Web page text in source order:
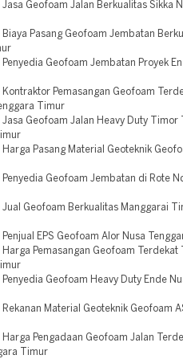
Geofoam Jalan Berkualitas Sikka
Pasang Geofoam Jembatan
Geofoam Jembatan Proyek
Pemasangan Geofoam
Timur
Geofoam Jalan Heavy Duty Timor
Pasang Material Geoteknik
Geofoam Jembatan di Rote
Geofoam Berkualitas Manggarai
EPS Geofoam Alor Nusa
Pemasangan Geofoam Terdekat
Geofoam Heavy Duty Ende
Material Geoteknik Geofoam
Pengadaan Geofoam Jalan
Timur